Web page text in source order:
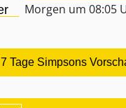
Morgen um 08:05
7 Tage Simpsons